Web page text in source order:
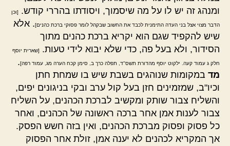
ומנהג זה יש לו על מה שיסמוך, ויסודתו בהררי קודש.
[וכן
הדבר מצוי אצל בני העדה התימנית לכבד את החשוב שבקהל לומר פסוקי ברכת כהנים]. אלא
שיש להקפיד שגם הוא יקריא ברכת כהנים מתוך
הסידור, ולא בעל פה, כדי שלא יבוא לידי טעות.
[שארית יוסף
חלק ג עמוד קעה. ילקוט יוסף מהדורת תשס"ד, תפלה כרך ב, סימן קכח הערה מג, עמוד רפה].
מד במקומות שנוהגים בשבת שיש בו שמחת חתן
וכיו"ב, שמזמינים חזן בעל קול ערב ובקי בניגונים יפים,
והשליח צבור שותק ומקשיב לברכת הכהנים, על השליח
צבור לענות אמן אחר ברכה ראשונה של הכהנים, ואחר
כל פסוק ופסוק מברכת הכהנים, ואין בזה חשש הפסק.
אך המקריא לכהנים לא יענה אמן, זולת אחר הפסוק